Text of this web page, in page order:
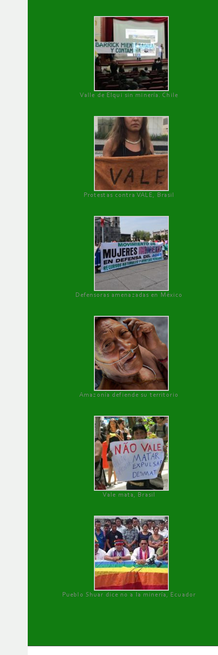
Valle de Elqui sin minería. Chile
Protestas contra VALE, Brasil
Defensoras amenazadas en México
Amazonía defiende su territorio
Vale mata, Brasil
Pueblo Shuar dice no a la minería, Ecuador